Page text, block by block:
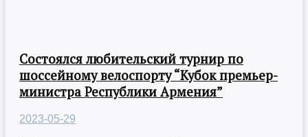
Состоялся любительский турнир по
шоссейному велоспорту “Кубок премьер-
министра Республики Армения”
2023-05-29